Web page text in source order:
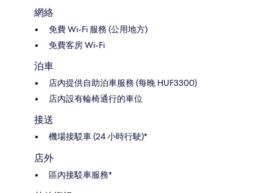
網絡
免費 Wi-Fi 服務 (公用地方)
免費客房 Wi-Fi
泊車
店內提供自助泊車服務 (每晚 HUF3300)
店內設有輪椅通行的車位
接送
機場接駁車 (24 小時行駛)*
店外
區內接駁車服務*